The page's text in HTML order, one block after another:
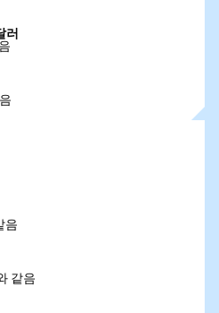
러
음
같음